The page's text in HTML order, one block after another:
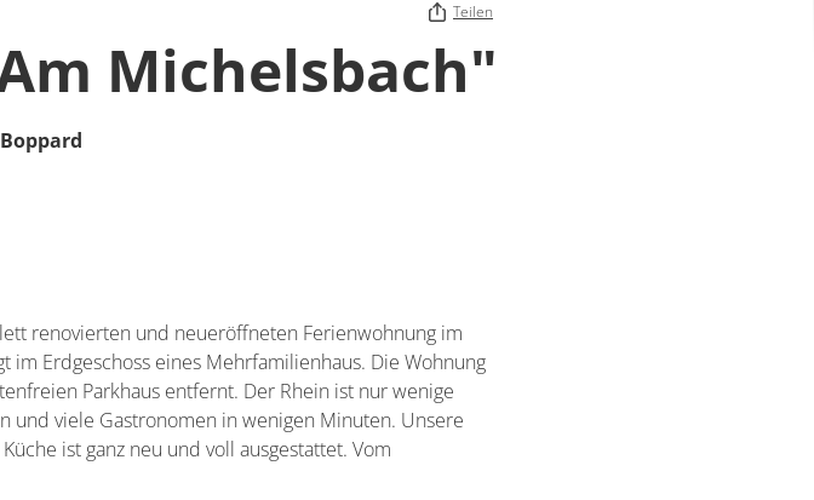
Teilen
Michelsbach"
Boppard
renovierten und neueröffneten Ferienwohnung im
Erdgeschoss eines Mehrfamilienhaus. Die Wohnung
Parkhaus entfernt. Der Rhein ist nur wenige
viele Gastronomen in wenigen Minuten. Unsere
ist ganz neu und voll ausgestattet. Vom